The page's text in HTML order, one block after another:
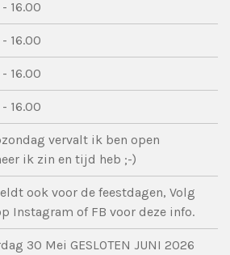
- 16.00
- 16.00
- 16.00
- 16.00
vervalt ik ben open
ik zin en tijd heb ;-)
ook voor de feestdagen, Volg
Instagram of FB voor deze info.
30 Mei GESLOTEN JUNI 2026